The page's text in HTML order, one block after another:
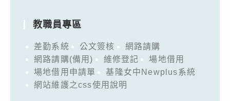
教職員專區
差勤系統 公文簽核
網路請購
網路請購(備用)
維修登記
場地借用
場地借用申請單
基隆女中Newplus系統
網站維護之css使用說明